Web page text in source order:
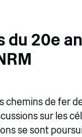
du 20e
chemins de fer
sur les
se sont